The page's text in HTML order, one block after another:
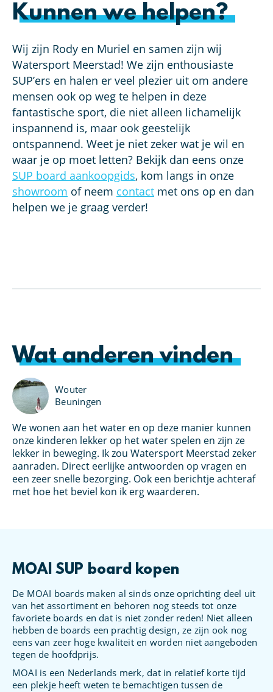
Kunnen we helpen?
Wij zijn Rody en Muriel en samen zijn wij
Watersport Meerstad! We zijn enthousiaste
SUP’ers en halen er veel plezier uit om andere
mensen ook op weg te helpen in deze
fantastische sport, die niet alleen lichamelijk
inspannend is, maar ook geestelijk
ontspannend. Weet je niet zeker wat je wil en
waar je op moet letten? Bekijk dan eens onze
SUP board aankoopgids, kom langs in onze
showroom of neem contact met ons op en dan
helpen we je graag verder!
Wat anderen vinden
Wouter
Beuningen
We wonen aan het water en op deze manier kunnen
onze kinderen lekker op het water spelen en zijn ze
lekker in beweging. Ik zou Watersport Meerstad zeker
aanraden. Direct eerlijke antwoorden op vragen en
een zeer snelle bezorging. Ook een berichtje achteraf
met hoe het beviel kon ik erg waarderen.
MOAI SUP board kopen
De MOAI boards maken al sinds onze oprichting deel uit
van het assortiment en behoren nog steeds tot onze
favoriete boards en dat is niet zonder reden! Niet alleen
hebben de boards een prachtig design, ze zijn ook nog
eens van zeer hoge kwaliteit en worden niet aangeboden
tegen de hoofdprijs.
MOAI is een Nederlands merk, dat in relatief korte tijd
een plekje heeft weten te bemachtigen tussen de